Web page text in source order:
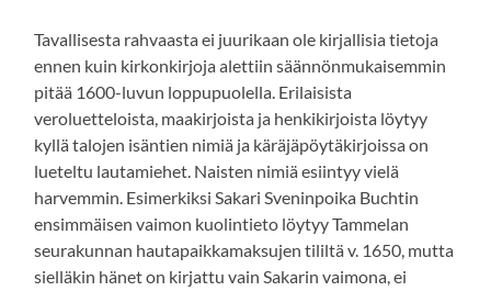
Tavallisesta rahvaasta ei juurikaan ole kirjallisia tietoja
ennen kuin kirkonkirjoja alettiin säännönmukaisemmin
pitää 1600-luvun loppupuolella. Erilaisista
veroluetteloista, maakirjoista ja henkikirjoista löytyy
kyllä talojen isäntien nimiä ja käräjäpöytäkirjoissa on
lueteltu lautamiehet. Naisten nimiä esiintyy vielä
harvemmin. Esimerkiksi Sakari Sveninpoika Buchtin
ensimmäisen vaimon kuolintieto löytyy Tammelan
seurakunnan hautapaikkamaksujen tililtä v. 1650, mutta
sielläkin hänet on kirjattu vain Sakarin vaimona, ei